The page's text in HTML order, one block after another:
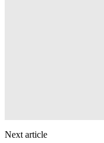
Next article